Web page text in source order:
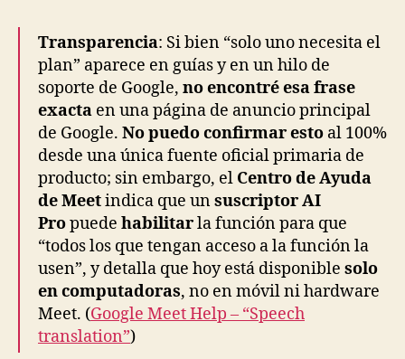
Transparencia: Si bien “solo uno necesita el
plan” aparece en guías y en un hilo de
soporte de Google, no encontré esa frase
exacta en una página de anuncio principal
de Google. No puedo confirmar esto al 100%
desde una única fuente oficial primaria de
producto; sin embargo, el Centro de Ayuda
de Meetindica que unsuscriptor AI
Propuede habilitarla función para que
“todos los que tengan acceso a la función la
usen”, y detalla que hoy está disponible solo
en computadoras, no en móvil ni hardware
Meet. (Google Meet Help – “Speech
translation”)